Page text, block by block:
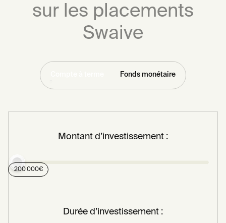
sur les placements
Swaive
Fonds monétaire
Montant d’investissement :
200 000€
Durée d’investissement :